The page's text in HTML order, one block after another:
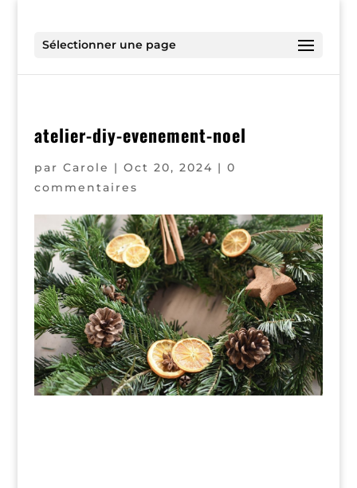
Sélectionner une page
atelier-diy-evenement-noel
par Carole | Oct 20, 2024 | 0
commentaires